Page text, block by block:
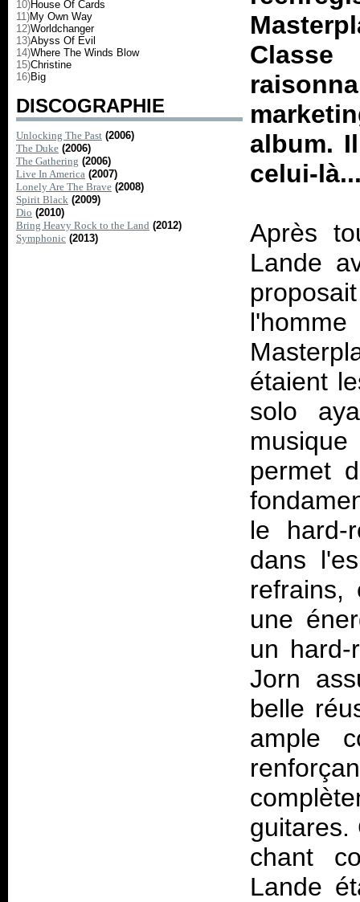
10)House Of Cards
11)My Own Way
12)Worldchanger
13)Abyss Of Evil
14)Where The Winds Blow
15)Christine
16)Big
DISCOGRAPHIE
Unlocking The Past (2006)
The Duke (2006)
The Gathering (2006)
Live In America (2007)
Lonely Are The Brave (2008)
Spirit Black (2009)
Dio (2010)
Bring Heavy Rock to the Land (2012)
Symphonic (2013)
album.
celui-
Après
Lande
étaient
solo
permet
le hard-
dans
refrains,
une
un
Jorn
belle
ample
guitares.
chant
Lande